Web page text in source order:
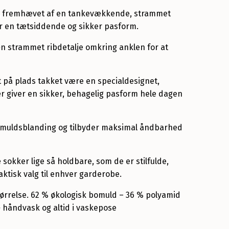
fremhævet af en tankevækkende, strammet
en tætsiddende og sikker pasform.
strammet ribdetalje omkring anklen for at
plads takket være en specialdesignet,
en sikker, behagelig pasform hele dagen
og tilbyder maksimal åndbarhed
lige så holdbare, som de er stilfulde,
valg til enhver garderobe.
62 % økologisk bomuld – 36 % polyamid
og altid i vaskepose